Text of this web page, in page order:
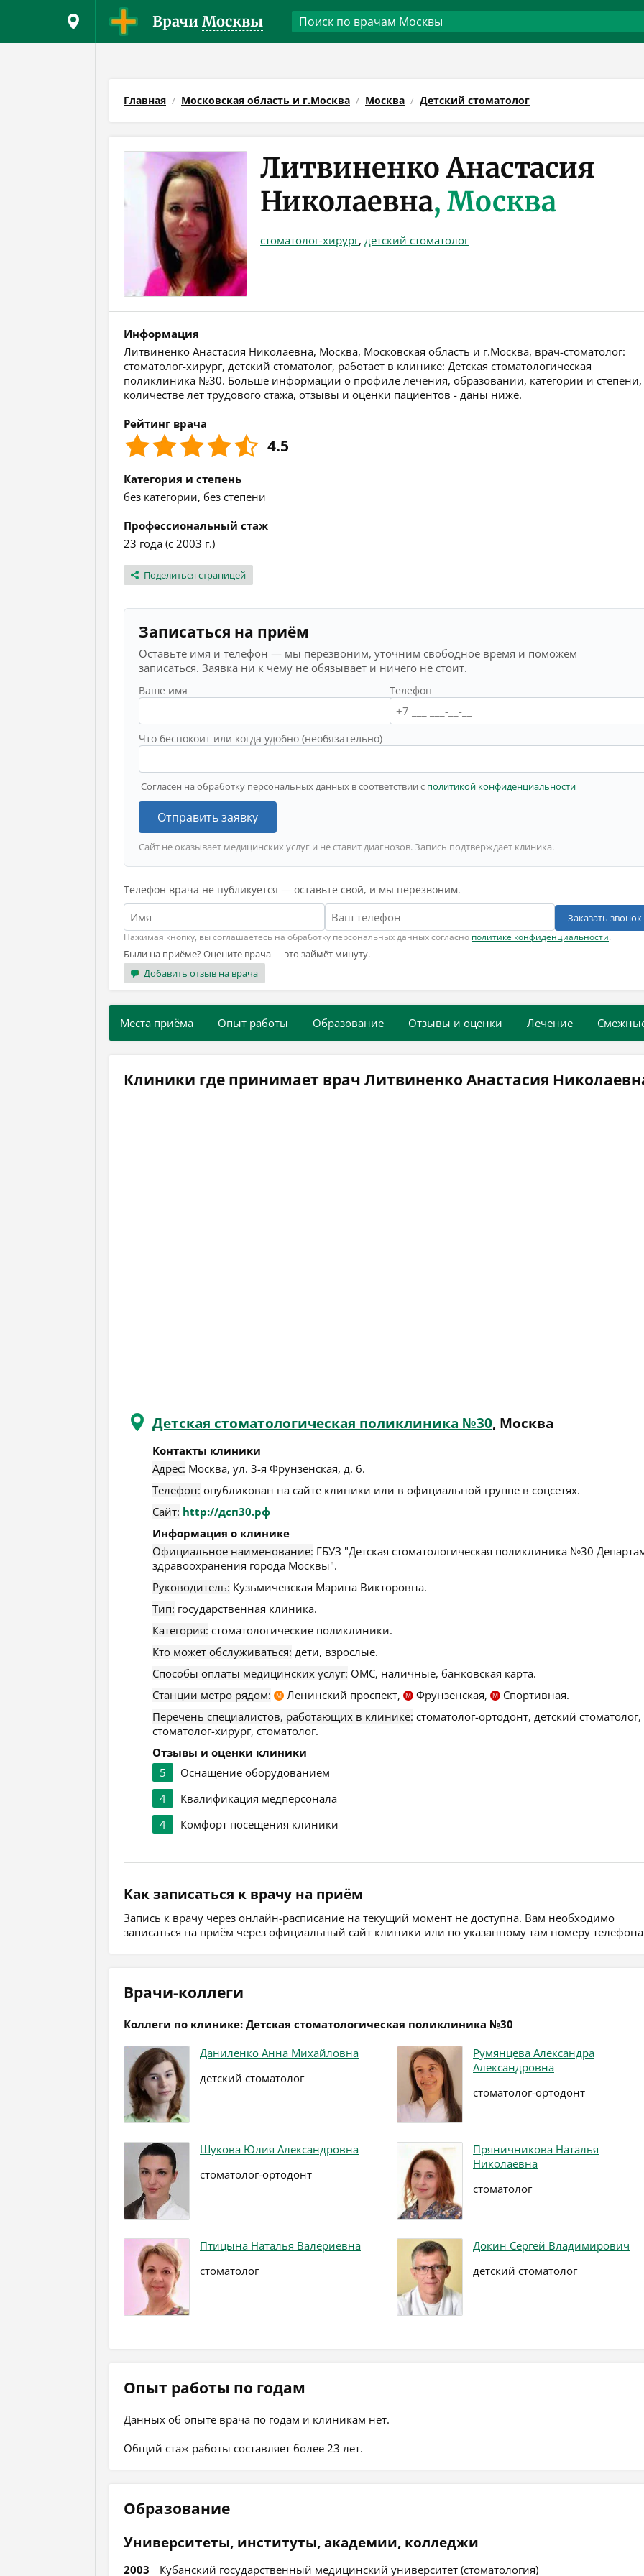
Врачи Москвы
Главная Московская область и г.Москва Москва Детский стоматолог
Литвиненко Анастасия
Николаевна, Москва
стоматолог-хирург, детский стоматолог
Информация
Литвиненко Анастасия Николаевна, Москва, Московская область и г.Москва, врач-стоматолог:
стоматолог-хирург, детский стоматолог, работает в клинике: Детская стоматологическая
поликлиника №30. Больше информации о профиле лечения, образовании, категории и степени,
количестве лет трудового стажа, отзывы и оценки пациентов - даны ниже.
Рейтинг врача
4.5
Категория и степень
без категории, без степени
Профессиональный стаж
23 года (с 2003 г.)
Поделиться страницей
Записаться на приём
Оставьте имя и телефон — мы перезвоним, уточним свободное время и поможем
записаться. Заявка ни к чему не обязывает и ничего не стоит.
Ваше имя Телефон
Что беспокоит или когда удобно (необязательно)
Согласен на обработку персональных данных в соответствии с политикой конфиденциальности
Отправить заявку
Сайт не оказывает медицинских услуг и не ставит диагнозов. Запись подтверждает клиника.
Телефон врача не публикуется — оставьте свой, и мы перезвоним.
Заказать звонок
Нажимая кнопку, вы соглашаетесь на обработку персональных данных согласно политике конфиденциальности.
Были на приёме? Оцените врача — это займёт минуту.
Добавить отзыв на врача
Места приёма Опыт работы Образование Отзывы и оценки Лечение
Клиники где принимает врач Литвиненко Анастасия
Детская стоматологическая поликлиника №30, Москва
Контакты клиники
Адрес: Москва, ул. 3-я Фрунзенская, д. 6.
Телефон: опубликован на сайте клиники или в официальной группе в соцсетях.
Сайт: http://дсп30.рф
Информация о клинике
Официальное наименование: ГБУЗ "Детская стоматологическая поликлиника №30
здравоохранения города Москвы".
Руководитель: Кузьмичевская Марина Викторовна.
Тип: государственная клиника.
Категория: стоматологические поликлиники.
Кто может обслуживаться: дети, взрослые.
Способы оплаты медицинских услуг: ОМС, наличные, банковская карта.
Станции метро рядом:
М Ленинский проспект, М Фрунзенская, М
Спортивная.
Перечень специалистов, работающих в клинике: стоматолог-ортодонт, детский стоматолог,
стоматолог-хирург, стоматолог.
Отзывы и оценки клиники
5
Оснащение оборудованием
4
Квалификация медперсонала
4
Комфорт посещения клиники
Как записаться к врачу на приём
Запись к врачу через онлайн-расписание на текущий момент не доступна. Вам необходимо
записаться на приём через официальный сайт клиники или по указанному там номеру
Врачи-коллеги
Коллеги по клинике: Детская стоматологическая поликлиника №30
Даниленко Анна Михайловна
детский стоматолог
Румянцева Александра
Александровна
стоматолог-ортодонт
Шукова Юлия Александровна
стоматолог-ортодонт
Пряничникова Наталья
Николаевна
стоматолог
Птицына Наталья Валериевна
стоматолог
Докин Сергей Владимирович
детский стоматолог
Опыт работы по годам
Данных об опыте врача по годам и клиникам нет.
Общий стаж работы составляет более 23 лет.
Образование
Университеты, институты, академии, колледжи
2003 Кубанский государственный медицинский университет (стоматология)